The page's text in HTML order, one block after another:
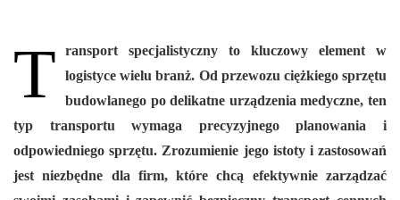
T
ransport specjalistyczny to kluczowy element w
logistyce wielu branż. Od przewozu ciężkiego sprzętu
budowlanego po delikatne urządzenia medyczne, ten
typ transportu wymaga precyzyjnego planowania i
odpowiedniego sprzętu. Zrozumienie jego istoty i zastosowań
jest niezbędne dla firm, które chcą efektywnie zarządzać